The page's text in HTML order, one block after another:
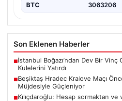
BTC 3063206
Son Eklenen Haberler
■İstanbul Boğazı’ndan Dev Bir
Kulelerini Yatırdı
■Beşiktaş Hradec Kralove Maçı
Müjdesiyle Güçleniyor
■Kılıçdaroğlu: Hesap sormaktan